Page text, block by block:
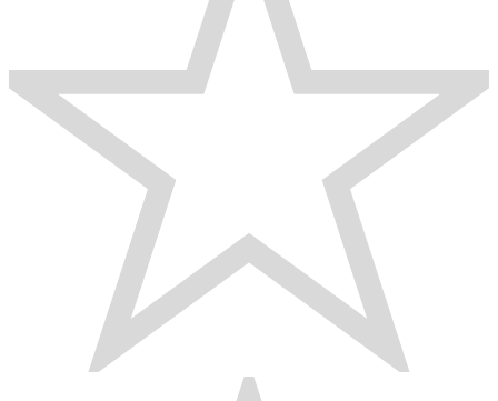
хватает на 36 часов автономной работы в стандартном
режиме и на 72 часа работы в режиме
энергосбережения. Есть поддержка быстрой зарядки.